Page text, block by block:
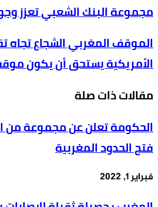
مجموعة
الشعبي
تعزز
وجودها
بجزر
مجموعة البنك الشعبي تعزز
الموقف
المغربي
الشجاع
تجاه
الخارجية
الأمريكية
يستحق
أن
الموقف المغربي الشجاع تجاه
الأمريكية يستحق أن يكون
مقالات ذات صلة
الحكومة تعلن عن مجموعة من
فتح الحدود المغربية
فبراير 1, 2022